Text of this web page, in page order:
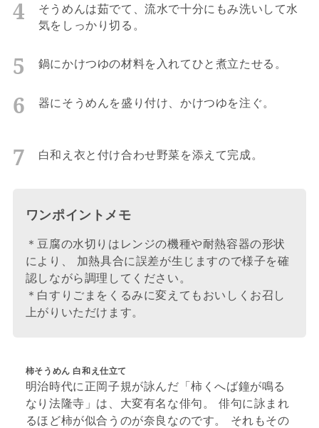
そうめんは茹でて、流水で十分にもみ洗いして水
気をしっかり切る。
鍋にかけつゆの材料を入れてひと煮立たせる。
器にそうめんを盛り付け、かけつゆを注ぐ。
白和え衣と付け合わせ野菜を添えて完成。
ワンポイントメモ
＊豆腐の水切りはレンジの機種や耐熱容器の形状
により、 加熱具合に誤差が生じますので様子を確
認しながら調理してください。
＊白すりごまをくるみに変えてもおいしくお召し
上がりいただけます。
柿そうめん 白和え仕立て
明治時代に正岡子規が詠んだ「柿くへば鐘が鳴る
なり法隆寺」は、大変有名な俳句。 俳句に詠まれ
るほど柿が似合うのが奈良なのです。 それもその